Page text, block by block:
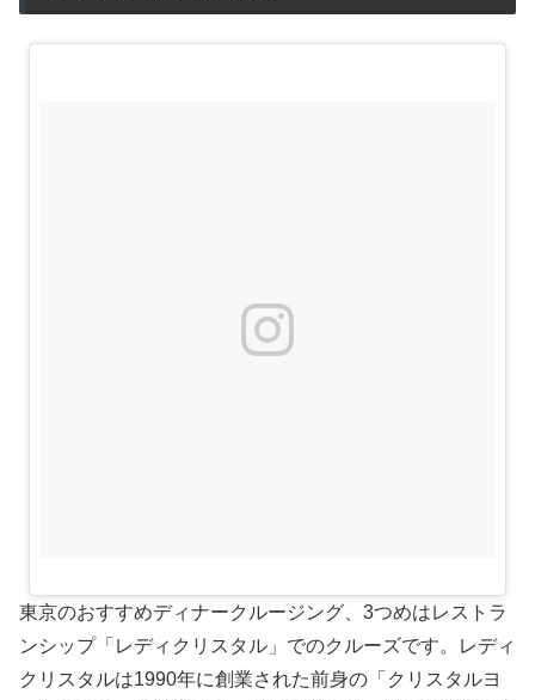
東京のおすすめディナークルージング、3つめはレストラ
ンシップ「レディクリスタル」でのクルーズです。レディ
クリスタルは1990年に創業された前身の「クリスタルヨ